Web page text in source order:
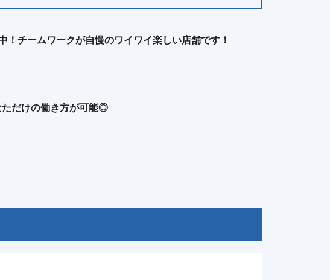
チームワークが自慢のワイワイ楽しい店舗です！
ただけの働き方が可能◎